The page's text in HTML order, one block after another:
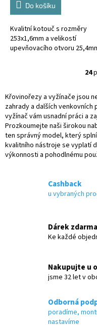
Do košíku
Kvalitní kotouč s rozměry
253x1,6mm a velikostí
upevňovacího otvoru
24
Křovinořezy a vyžínače jsou
zahrady a dalších
vyžínač vám usnadní práci a
Prozkoumejte naši širokou
ten správný model, který
kvalitního nástroje se vyplatí
výkonnosti a pohodlnému
Cashback
u vybraných
Dárek zdarma
Ke každé
Nakupujte u
jsme 32 let v
Odborná
poradíme,
nastavíme